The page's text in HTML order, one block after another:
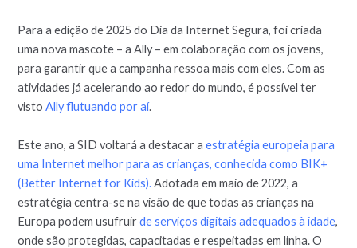
Para a edição de 2025 do Dia da Internet Segura, foi criada
uma nova mascote – a Ally – em colaboração com os jovens,
para garantir que a campanha ressoa mais com eles. Com as
atividades já acelerando ao redor do mundo, é possível ter
vistoAlly flutuando por aí.
Este ano, a SID voltará a destacar aestratégia europeia para
uma Internet melhor para as crianças, conhecida como BIK+
(Better Internet for Kids).Adotada em maio de 2022, a
estratégia centra-se na visão de que todas as crianças na
Europa podem usufruirde serviços digitais adequados à idade,
onde são protegidas, capacitadas e respeitadas em linha. O